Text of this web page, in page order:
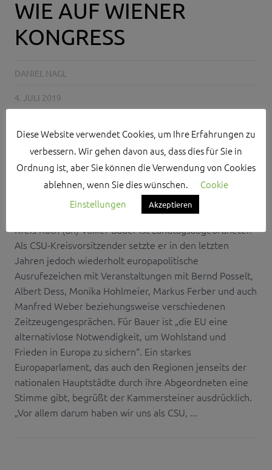
WIE AUF WIENER
KONGRESS
DANIEL NAGL
4. JULI 2019
BAYERN CSU, DEMOKRATIE DEUTSCHLAND ,EUROPA
KOMMISSIONSPRÄSIDENT
MANFRED WEBER, MERKEL,SPITZENKANDIDAT,VON DER
WEBER
Kreis Roth (dn) Volker Bauer ist Landtagsabgeordneter.
Als CSU-Kreisvorsitzender setzte er in den letzten
Jahren jedoch wiederholt europapolitische
Ausrufezeichen mit Veranstaltungen mit Bernd Posselt,
Albert Dess, Monika Hohlmeier, Markus Ferber und auch
Manfred Weber beziehungsweise verschiedenen
Zeitzeugengesprächen. Für Bauer ist „die EU eine
alternativlose Notwendigkeit, um Wohlstand und
Frieden in Europa zu sichern“. Ein starkes
Europaparlament, das auch den Regionen jenseits der
nationalen Hauptstädte durch ihre Abgeordneten eine
Stimme gibt, begrüßt der Kammersteiner ausdrücklich.
„Vor allem darum haben wir uns als CSU, ...
Diese Website verwendet Cookies, um Ihre Erfahrungen zu
verbessern. Wir gehen davon aus, dass dies für Sie in
Ordnung ist, aber Sie können die Verwendung von Cookies
ablehnen, wenn Sie dies wünschen.
Cookie
Einstellungen
Akzeptieren